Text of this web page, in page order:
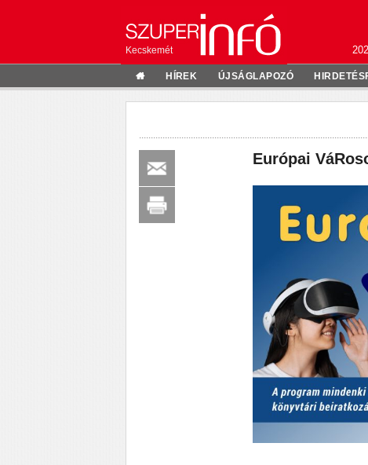
Kecskemét
HÍREK ÚJSÁGLAPOZÓ
Európai